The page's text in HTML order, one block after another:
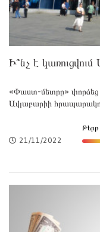
Ի՞նչ է
«Փաստ-մետրը» փորձեց
Ավլաբարիի
21/11/2022